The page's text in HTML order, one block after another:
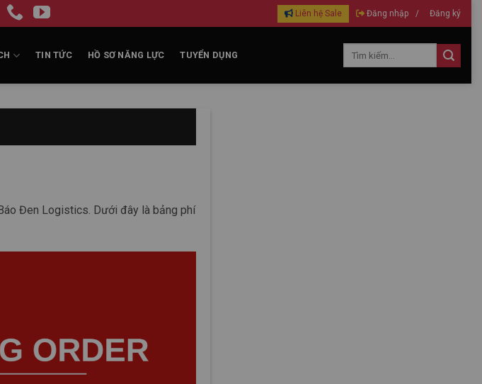
Liên hệ Sale Đăng nhập / Đăng ký
TIN TỨC HỒ SƠ NĂNG LỰC TUYỂN DỤNG
Đen Logistics. Dưới đây là bảng phí